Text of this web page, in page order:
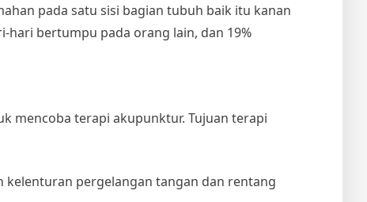
pada satu sisi bagian tubuh baik itu kanan
hari bertumpu pada orang lain, dan 19%
mencoba terapi akupunktur. Tujuan terapi
pergelangan tangan dan rentang